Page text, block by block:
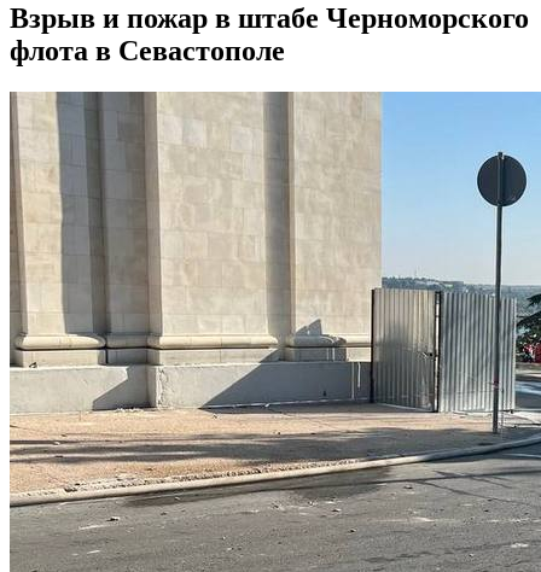
Взрыв и пожар в штабе Черноморского
флота в Севастополе